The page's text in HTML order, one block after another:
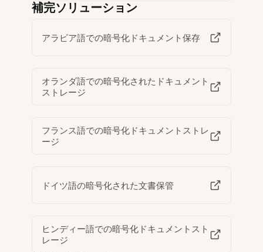
補完ソリューション
アラビア語での暗号化ドキュメント保存
オランダ語での暗号化されたドキュメント
ストレージ
フランス語での暗号化ドキュメントストレ
ージ
ドイツ語の暗号化された文書保管
ヒンディー語での暗号化ドキュメントスト
レージ